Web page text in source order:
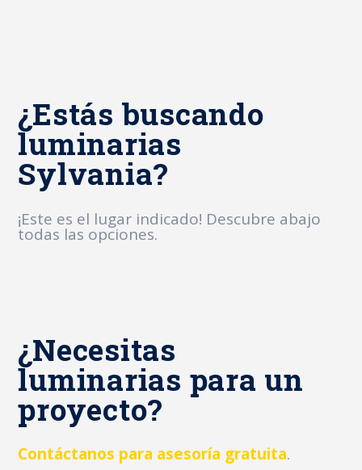
¿Estás buscando
luminarias
Sylvania?
¡Este es el lugar indicado! Descubre abajo
todas las opciones.
¿Necesitas
luminarias para un
proyecto?
Contáctanos para asesoría gratuita.